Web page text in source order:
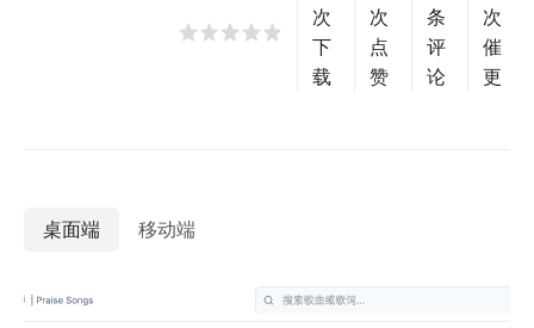
次
下
载
次
点
赞
条
评
论
次
催
更
桌面端 移动端